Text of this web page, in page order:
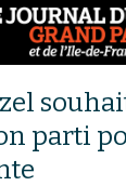
parti